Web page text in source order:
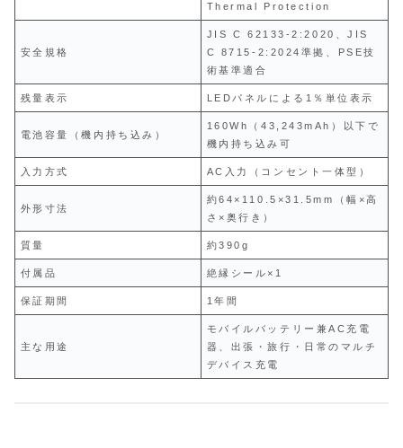
Thermal Protection
安全規格
JIS C 62133-2:2020、JIS
C 8715-2:2024準拠、PSE技
術基準適合
残量表示 LEDパネルによる1％単位表示
電池容量（機内持ち込み）
160Wh（43,243mAh）以下で
機内持ち込み可
入力方式 AC入力（コンセント一体型）
外形寸法
約64×110.5×31.5mm（幅×高
さ×奥行き）
質量 約390g
付属品 絶縁シール×1
保証期間 1年間
主な用途
モバイルバッテリー兼AC充電
器、出張・旅行・日常のマルチ
デバイス充電